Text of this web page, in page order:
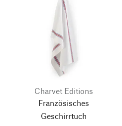
Charvet Editions
Französisches
Geschirrtuch